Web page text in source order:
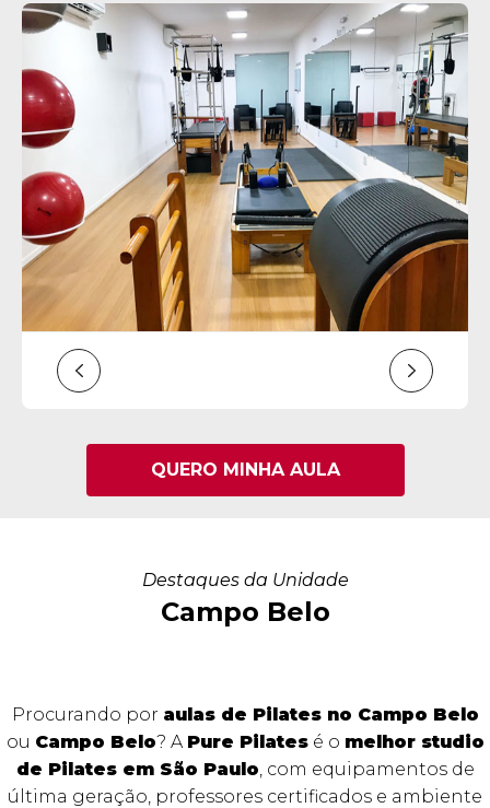
QUERO MINHA AULA
Destaques da Unidade
Campo Belo
Procurando por aulas de Pilates no Campo Belo
ou Campo Belo? A Pure Pilatesé o melhor studio
de Pilates em São Paulo, com equipamentos de
última geração, professores certificados e ambiente